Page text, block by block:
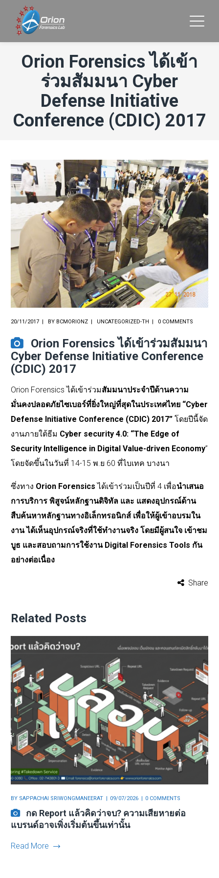
Orion Forensics ได้เข้า
ร่วมสัมมนา Cyber
Defense Initiative
Conference (CDIC) 2017
20/11/2017 BY BCMORIONZ UNCATEGORIZED-TH 0 COMMENTS
Orion Forensics ได้เข้าร่วมสัมมนา
Cyber Defense Initiative Conference
(CDIC) 2017
Orion Forensicsได้เข้าร่วมสัมมนาประจำปีด้านความ
มั่นคงปลอดภัยไซเบอร์ที่ยิ่งใหญ่ที่สุดในประเทศไทย “Cyber
Defense Initiative Conference (CDIC) 2017”โดยปีนี้จัด
งานภายใต้ธีม Cyber security 4.0: “The Edge of
Security Intelligence in Digital Value-driven Economy”
โดยจัดขึ้นในวันที่ 14-15พ.ย 60ที่ไบเทค บางนา
ซึ่งทาง Orion Forensicsได้เข้าร่วมเป็นปีที่ 4 เพื่อนำเสนอ
การบริการ พิสูจน์หลักฐานดิจิทัล และ แสดงอุปกรณ์ด้าน
สืบค้นหาหลักฐานทางอิเล็กทรอนิกส์ เพื่อให้ผู้เข้าอบรมใน
งาน ได้เห็นอุปกรณ์จริงที่ใช้ทำงานจริง โดยมีผู้สนใจ เข้าชม
บูธ และสอบถามการใช้งานDigital Forensics Tools กัน
อย่างต่อเนื่อง
Share
Related Posts
BY SAPPACHAI SRIWONGMANEERAT 09/07/2026 0 COMMENTS
กด Report แล้วคิดว่าจบ? ความเสียหายต่อ
แบรนด์อาจเพิ่งเริ่มต้นขึ้นเท่านั้น
Read More